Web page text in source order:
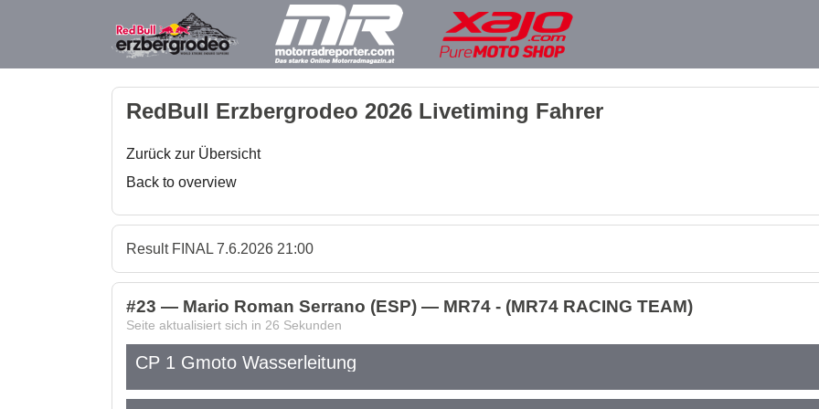
RedBull Erzbergrodeo 2026 Livetiming Fahrer
Zurück zur Übersicht
Back to overview
Result FINAL 7.6.2026 21:00
#23 — Mario Roman Serrano (ESP) — MR74 - (MR74 RACING TEAM)
Seite aktualisiert sich in 26 Sekunden
CP 1 Gmoto Wasserleitung